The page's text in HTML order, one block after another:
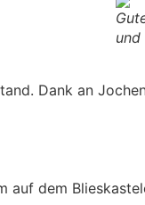
und
Dank an
auf dem